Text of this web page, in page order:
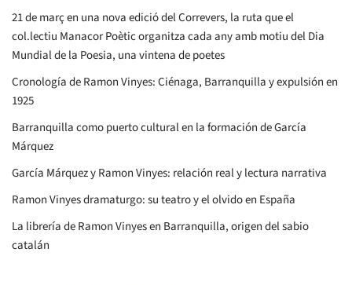
21 de març en una nova edició del Correvers, la ruta que el
col.lectiu Manacor Poètic organitza cada any amb motiu del Dia
Mundial de la Poesia, una vintena de poetes
Cronología de Ramon Vinyes: Ciénaga, Barranquilla y expulsión en
1925
Barranquilla como puerto cultural en la formación de García
Márquez
García Márquez y Ramon Vinyes: relación real y lectura narrativa
Ramon Vinyes dramaturgo: su teatro y el olvido en España
La librería de Ramon Vinyes en Barranquilla, origen del sabio
catalán